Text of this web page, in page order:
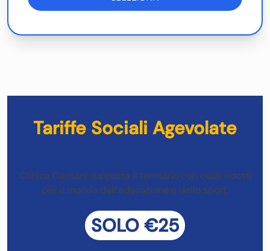
Tariffe Sociali Agevolate
Clinica Cantoni supporta il territorio con costi ridotti
per il mondo dell’educazione e dello sport.
SOLO €25